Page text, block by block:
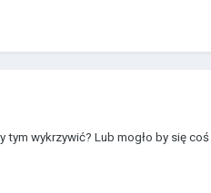
wykrzywić? Lub mogło by się